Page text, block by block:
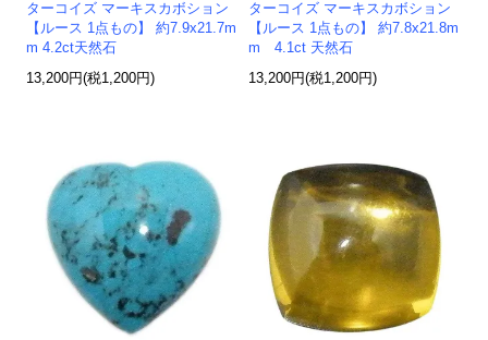
ターコイズ マーキスカボション
【ルース 1点もの】 約7.9x21.7m
m 4.2ct天然石
13,200円(税1,200円)
ターコイズ マーキスカボション
【ルース 1点もの】 約7.8x21.8m
m 4.1ct 天然石
13,200円(税1,200円)